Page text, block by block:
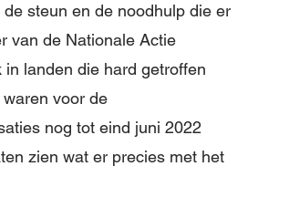
steun en de noodhulp die er
van de Nationale Actie
in landen die hard getroffen
voor de
nog tot eind juni 2022
zien wat er precies met het